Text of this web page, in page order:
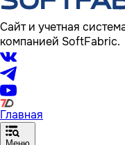
Сайт и учетная
компанией SoftFabric.
Главная